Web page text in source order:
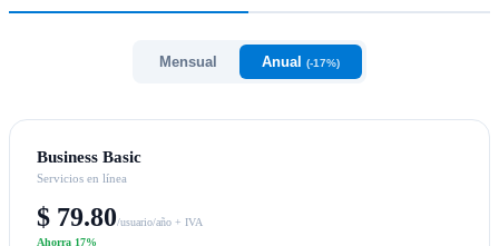
Mensual Anual (-17%)
Business Basic
Servicios en línea
$ 79.80/usuario/año + IVA
Ahorra 17%